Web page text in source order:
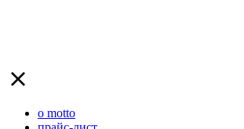
о motto